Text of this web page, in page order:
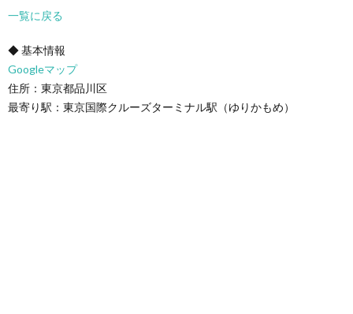
一覧に戻る
◆ 基本情報
Googleマップ
住所：東京都品川区
最寄り駅：東京国際クルーズターミナル駅（ゆりかもめ）